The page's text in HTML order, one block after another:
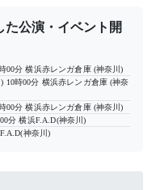
公演・イベント開
00分 横浜赤レンガ倉庫 (神奈川)
10時00分 横浜赤レンガ倉庫 (神奈
00分 横浜赤レンガ倉庫 (神奈川)
分 横浜F.A.D(神奈川)
神奈川)